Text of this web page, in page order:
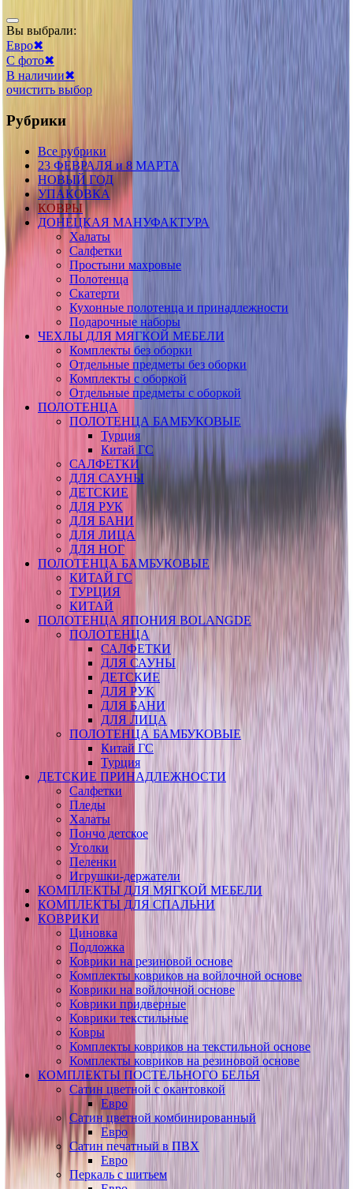
Вы выбрали:
Евро✖
С фото✖
В наличии✖
очистить выбор
Рубрики
Все рубрики
23 ФЕВРАЛЯ и 8 МАРТА
НОВЫЙ ГОД
УПАКОВКА
КОВРЫ
ДОНЕЦКАЯ МАНУФАКТУРА
Халаты
Салфетки
Простыни махровые
Полотенца
Скатерти
Кухонные полотенца и принадлежности
Подарочные наборы
ЧЕХЛЫ ДЛЯ МЯГКОЙ МЕБЕЛИ
Комплекты без оборки
Отдельные предметы без оборки
Комплекты с оборкой
Отдельные предметы с оборкой
ПОЛОТЕНЦА
ПОЛОТЕНЦА БАМБУКОВЫЕ
Турция
Китай ГС
САЛФЕТКИ
ДЛЯ САУНЫ
ДЕТСКИЕ
ДЛЯ РУК
ДЛЯ БАНИ
ДЛЯ ЛИЦА
ДЛЯ НОГ
ПОЛОТЕНЦА БАМБУКОВЫЕ
КИТАЙ ГС
ТУРЦИЯ
КИТАЙ
ПОЛОТЕНЦА ЯПОНИЯ BOLANGDE
ПОЛОТЕНЦА
САЛФЕТКИ
ДЛЯ САУНЫ
ДЕТСКИЕ
ДЛЯ РУК
ДЛЯ БАНИ
ДЛЯ ЛИЦА
ПОЛОТЕНЦА БАМБУКОВЫЕ
Китай ГС
Турция
ДЕТСКИЕ ПРИНАДЛЕЖНОСТИ
Салфетки
Пледы
Халаты
Пончо детское
Уголки
Пеленки
Игрушки-держатели
КОМПЛЕКТЫ ДЛЯ МЯГКОЙ МЕБЕЛИ
КОМПЛЕКТЫ ДЛЯ СПАЛЬНИ
КОВРИКИ
Циновка
Подложка
Коврики на резиновой основе
Комплекты ковриков на войлочной основе
Коврики на войлочной основе
Коврики придверные
Коврики текстильные
Ковры
Комплекты ковриков на текстильной основе
Комплекты ковриков на резиновой основе
КОМПЛЕКТЫ ПОСТЕЛЬНОГО БЕЛЬЯ
Сатин цветной с окантовкой
Евро
Сатин цветной комбинированный
Евро
Сатин печатный в ПВХ
Евро
Перкаль с шитьем